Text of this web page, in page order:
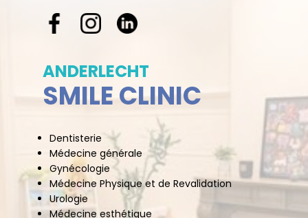
ANDERLECHT
SMILE CLINIC
Dentisterie
Médecine générale
Gynécologie
Médecine Physique et de Revalidation
Urologie
Médecine esthétique